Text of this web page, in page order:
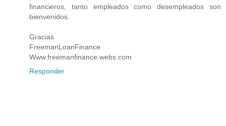
financieros, tanto empleados como desempleados son
bienvenidos.
Gracias
FreemanLoanFinance
Www.freemanfinance.webs.com
Responder